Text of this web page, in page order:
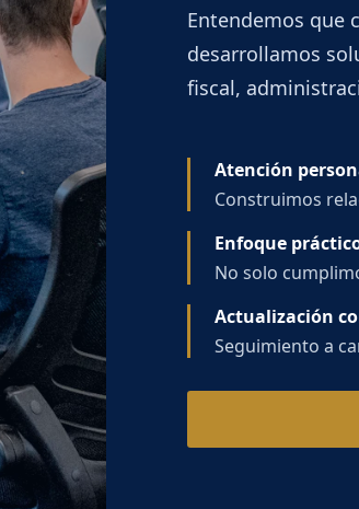
Entendemos que
desarrollamos
fiscal,
Atención
Construimos
Enfoque
No solo
Actualización
Seguimiento a